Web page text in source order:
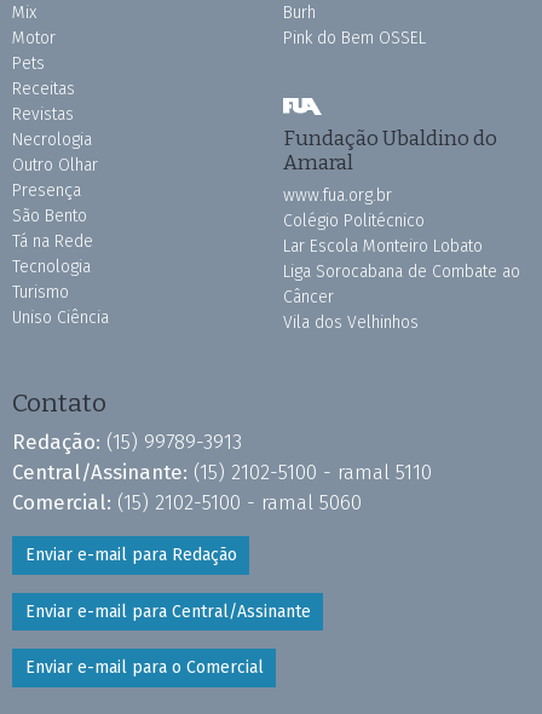
Mix
Motor
Pets
Receitas
Revistas
Necrologia
Outro Olhar
Presença
São Bento
Tá na Rede
Tecnologia
Turismo
Uniso Ciência
Burh
Pink do Bem OSSEL
Fundação Ubaldino do
Amaral
www.fua.org.br
Colégio Politécnico
Lar Escola Monteiro Lobato
Liga Sorocabana de Combate ao
Câncer
Vila dos Velhinhos
Contato
Redação: (15) 99789-3913
Central/Assinante: (15) 2102-5100 - ramal 5110
Comercial: (15) 2102-5100 - ramal 5060
Enviar e-mail para Redação
Enviar e-mail para Central/Assinante
Enviar e-mail para o Comercial